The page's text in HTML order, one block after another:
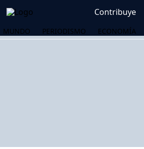
Contribuye
MUNDO PERIODISMO ECONOMÍA